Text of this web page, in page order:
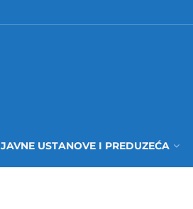
JAVNE USTANOVE I PREDUZEĆA